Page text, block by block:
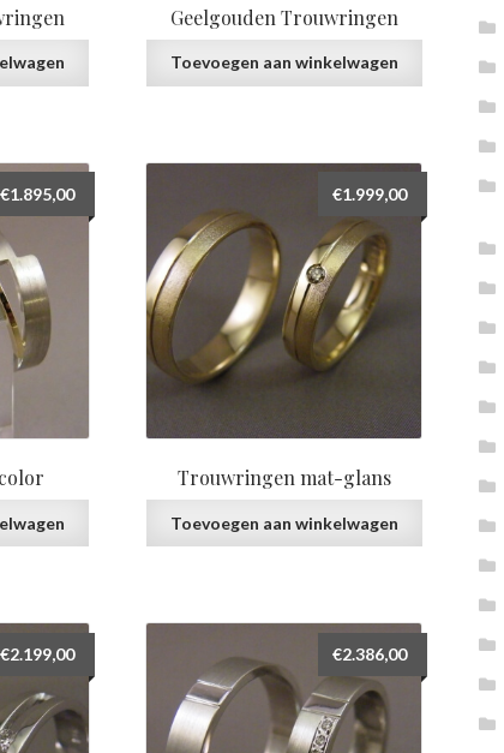
Geelgouden Trouwringen
Toevoegen aan winkelwagen
€1.895,00
Trouwringen mat-glans
€1.999,00
Toevoegen aan winkelwagen
€2.199,00 €2.386,00